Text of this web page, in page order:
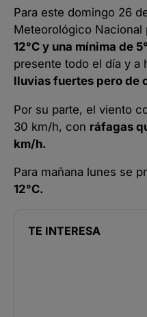
Para este domingo 26
Meteorológico Nacional
12°C y una mínima de
presente todo el día y a
lluvias fuertes pero de
Por su parte, el viento
30 km/h, con ráfagas
km/h.
Para mañana lunes se
12°C.
TE INTERESA